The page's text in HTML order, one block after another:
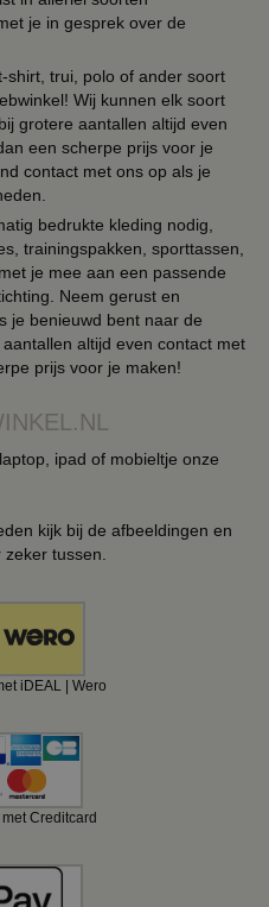
je in gesprek over de
shirt, trui, polo of ander soort
Wij kunnen elk soort
grotere aantallen altijd even
een scherpe prijs voor je
contact met ons op als je
bedrukte kleding nodig,
trainingspakken, sporttassen,
je mee aan een passende
Neem gerust en
je benieuwd bent naar de
altijd even contact met
prijs voor je maken!
ipad of mobieltje onze
kijk bij de afbeeldingen en
tussen.
iDEAL | Wero
Creditcard